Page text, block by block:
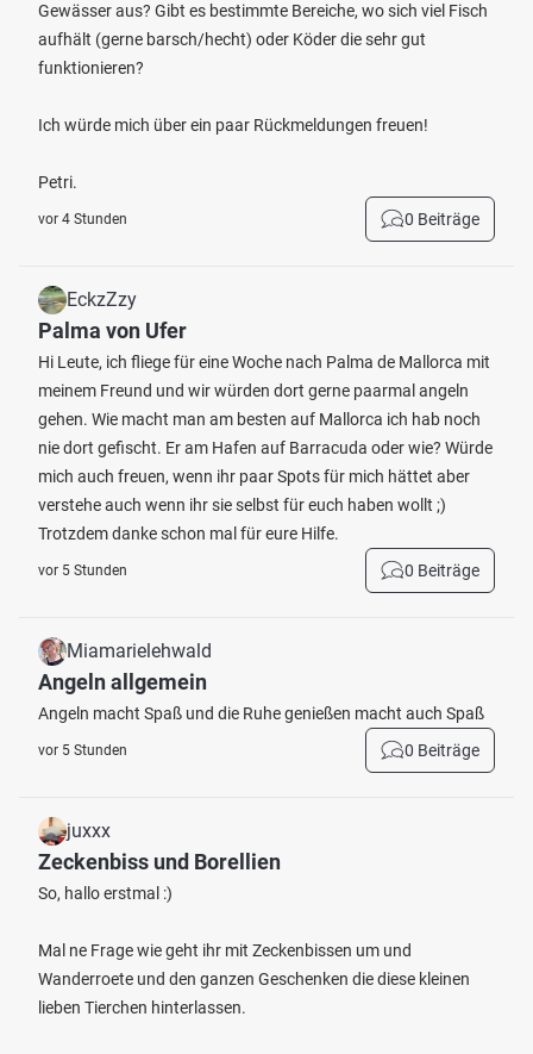
Gewässer aus? Gibt es bestimmte Bereiche, wo sich viel Fisch
aufhält (gerne barsch/hecht) oder Köder die sehr gut
funktionieren?
Ich würde mich über ein paar Rückmeldungen freuen!
Petri.
vor 4 Stunden 0 Beiträge
EckzZzy
Palma von Ufer
Hi Leute, ich fliege für eine Woche nach Palma de Mallorca mit
meinem Freund und wir würden dort gerne paarmal angeln
gehen. Wie macht man am besten auf Mallorca ich hab noch
nie dort gefischt. Er am Hafen auf Barracuda oder wie? Würde
mich auch freuen, wenn ihr paar Spots für mich hättet aber
verstehe auch wenn ihr sie selbst für euch haben wollt ;)
Trotzdem danke schon mal für eure Hilfe.
vor 5 Stunden 0 Beiträge
Miamarielehwald
Angeln allgemein
Angeln macht Spaß und die Ruhe genießen macht auch Spaß
vor 5 Stunden 0 Beiträge
juxxx
Zeckenbiss und Borellien
So, hallo erstmal :)
Mal ne Frage wie geht ihr mit Zeckenbissen um und
Wanderroete und den ganzen Geschenken die diese kleinen
lieben Tierchen hinterlassen.